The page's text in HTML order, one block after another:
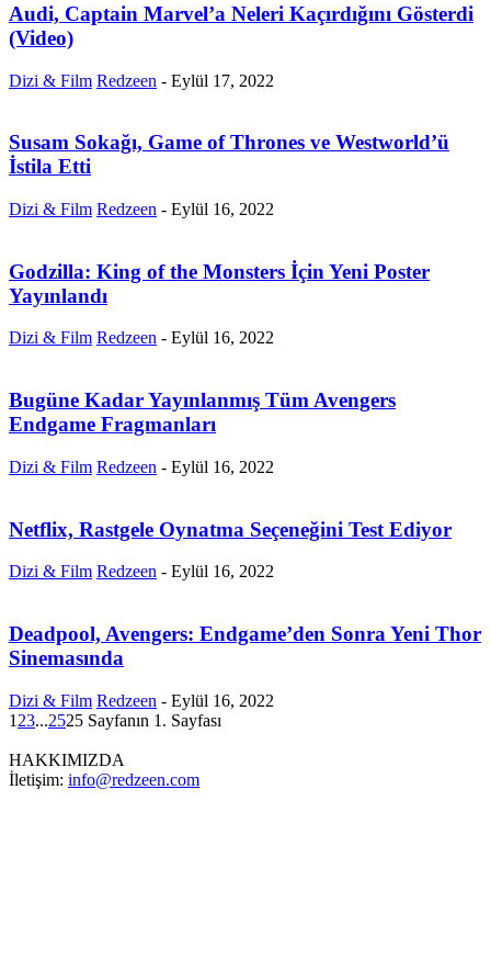
Audi, Captain Marvel’a Neleri Kaçırdığını Gösterdi
(Video)
Dizi & Film Redzeen - Eylül 17, 2022
Susam Sokağı, Game of Thrones ve Westworld’ü
İstila Etti
Dizi & Film Redzeen - Eylül 16, 2022
Godzilla: King of the Monsters İçin Yeni Poster
Yayınlandı
Dizi & Film Redzeen - Eylül 16, 2022
Bugüne Kadar Yayınlanmış Tüm Avengers
Endgame Fragmanları
Dizi & Film Redzeen - Eylül 16, 2022
Netflix, Rastgele Oynatma Seçeneğini Test Ediyor
Dizi & Film Redzeen - Eylül 16, 2022
Deadpool, Avengers: Endgame’den Sonra Yeni Thor
Sinemasında
Dizi & Film Redzeen - Eylül 16, 2022
1 23...2525 Sayfanın 1. Sayfası
HAKKIMIZDA
İletişim: info@redzeen.com